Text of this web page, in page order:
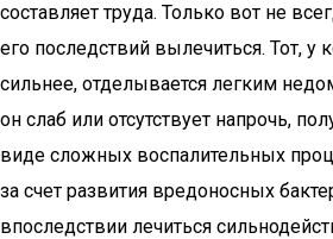
составляет труда. Только вот не
его последствий вылечиться. Тот, у
сильнее, отделывается легким
он слаб или отсутствует напрочь,
виде сложных воспалительных
за счет развития вредоносных
впоследствии лечиться